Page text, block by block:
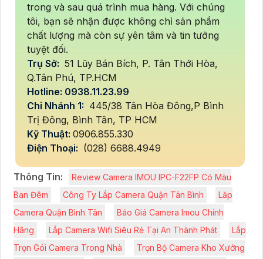
trong và sau quá trình mua hàng. Với chúng
tôi, bạn sẽ nhận được không chỉ sản phẩm
chất lượng mà còn sự yên tâm và tin tưởng
tuyệt đối.
Trụ Sở: 51 Lũy Bán Bích, P. Tân Thới Hòa,
Q.Tân Phú, TP.HCM
Hotline: 0938.11.23.99
Chi Nhánh 1: 445/38 Tân Hòa Đông,P Bình
Trị Đông, Bình Tân, TP HCM
Kỹ Thuật: 0906.855.330
Điện Thoại: (028) 6688.4949
Thông Tin:
Review Camera IMOU IPC-F22FP Có Màu
Ban Đêm
Công Ty Lắp Camera Quận Tân Bình
Lăp
Camera Quận Bình Tân
Báo Giá Camera Imou Chính
Hãng
Lắp Camera Wifi Siêu Rẻ Tại An Thành Phát
Lắp
Trọn Gói Camera Trong Nhà
Trọn Bộ Camera Kho Xưởng